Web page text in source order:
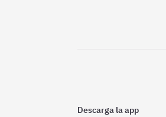
Descarga la app